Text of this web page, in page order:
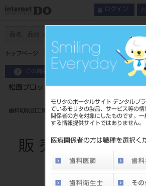
モリタのポータルサイト デンタルプ
ているモリタの製品、サービス等の
関係者の方を対象にしたものです。一
する情報提供サイトではありません。
医療関係者の方は職種を選択く
ログイン
トップページ 松風ブロック HC LT S （5入） セ
この商品に関するお問い合わせ
松風ブロック HC LT S （5入） セレック
歯科切削加工用レジン材料
標準価格
覧くださ